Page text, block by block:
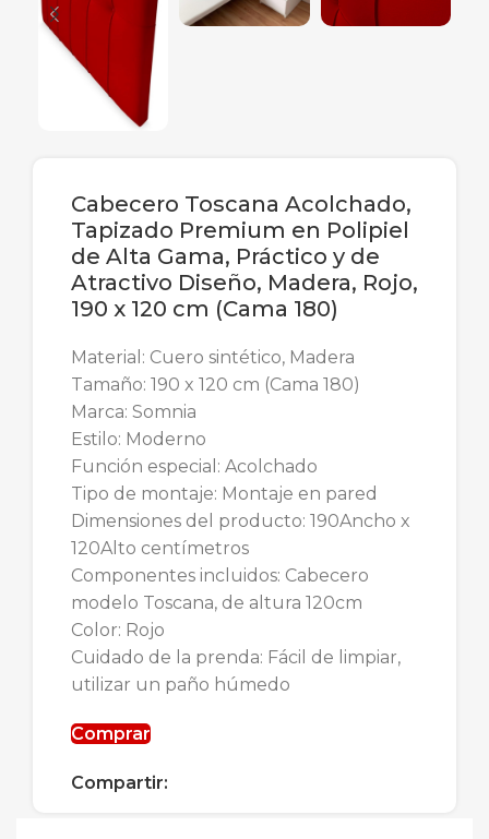
Cabecero Toscana Acolchado,
Tapizado Premium en Polipiel
de Alta Gama, Práctico y de
Atractivo Diseño, Madera, Rojo,
190 x 120 cm (Cama 180)
Material: Cuero sintético, Madera
Tamaño: 190 x 120 cm (Cama 180)
Marca: Somnia
Estilo: Moderno
Función especial: Acolchado
Tipo de montaje: Montaje en pared
Dimensiones del producto: 190Ancho x
120Alto centímetros
Componentes incluidos: Cabecero
modelo Toscana, de altura 120cm
Color: Rojo
Cuidado de la prenda: Fácil de limpiar,
utilizar un paño húmedo
Comprar
Compartir: